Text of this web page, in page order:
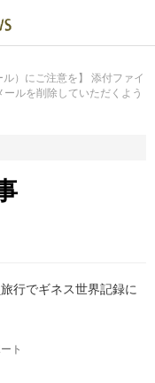
）にご注意を】 添付ファイ
ルを削除していただくよう
行でギネス世界記録に
ト